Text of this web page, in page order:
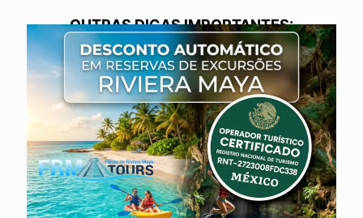
OUTRAS DICAS IMPORTANTES: